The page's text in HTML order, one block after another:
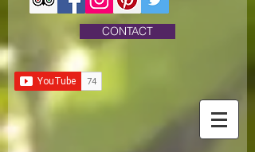
CONTACT